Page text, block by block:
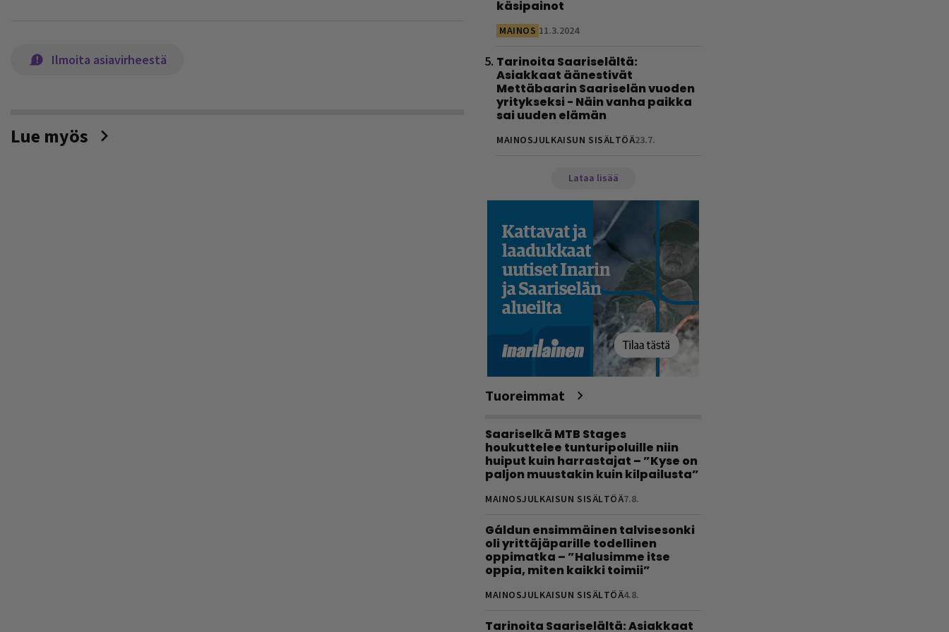
Ilmoita asiavirheestä
Lue myös
käsipainot
MAINOS 11.3.2024
Tarinoita Saariselältä:
Asiakkaat äänestivät
Mettäbaarin Saariselän vuoden
yritykseksi - Näin vanha paikka
sai uuden elämän
MAINOSJULKAISUN SISÄLTÖÄ23.7.
Lataa lisää
Tuoreimmat
Saariselkä MTB Stages
houkuttelee tunturipoluille niin
huiput kuin harrastajat – ”Kyse on
paljon muustakin kuin kilpailusta”
MAINOSJULKAISUN SISÄLTÖÄ7.8.
Gáldun ensimmäinen talvisesonki
oli yrittäjäparille todellinen
oppimatka – ”Halusimme itse
oppia, miten kaikki toimii”
MAINOSJULKAISUN SISÄLTÖÄ4.8.
Tarinoita Saariselältä: Asiakkaat